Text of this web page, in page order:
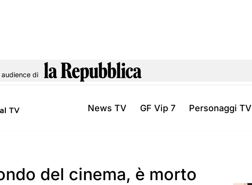
di
News TV GF Vip 7 Personaggi TV
del cinema, è morto